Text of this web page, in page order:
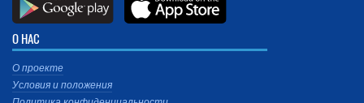
О НАС
О проекте
Условия и положения